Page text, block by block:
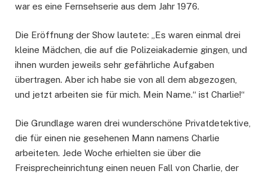
war es eine Fernsehserie aus dem Jahr 1976.
Die Eröffnung der Show lautete: „Es waren einmal drei
kleine Mädchen, die auf die Polizeiakademie gingen, und
ihnen wurden jeweils sehr gefährliche Aufgaben
übertragen. Aber ich habe sie von all dem abgezogen,
und jetzt arbeiten sie für mich. Mein Name.“ ist Charlie!“
Die Grundlage waren drei wunderschöne Privatdetektive,
die für einen nie gesehenen Mann namens Charlie
arbeiteten. Jede Woche erhielten sie über die
Freisprecheinrichtung einen neuen Fall von Charlie, der